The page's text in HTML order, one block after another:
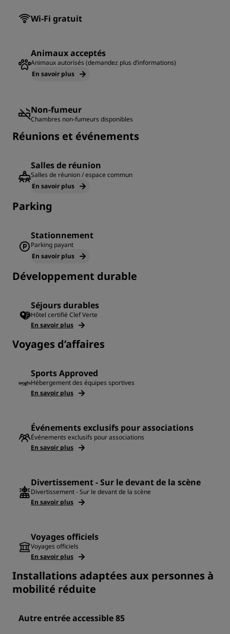
Wi-Fi gratuit
Animaux acceptés
Animaux autorisés (demandez plus d’informations)
En savoir plus
Non-fumeur
Chambres non-fumeurs disponibles
Réunions et événements
Salles de réunion
Salles de réunion / espace commun
En savoir plus
Parking
Stationnement
Parking payant
En savoir plus
Développement durable
Séjours durables
Hôtel certifié Clef Verte
En savoir plus
Voyages d’affaires
Sports Approved
Hébergement des équipes sportives
En savoir plus
Événements exclusifs pour associations
Événements exclusifs pour associations
En savoir plus
Divertissement - Sur le devant de la scène
Divertissement - Sur le devant de la scène
En savoir plus
Voyages officiels
Voyages officiels
En savoir plus
Installations adaptées aux personnes à
mobilité réduite
Autre entrée accessible 85